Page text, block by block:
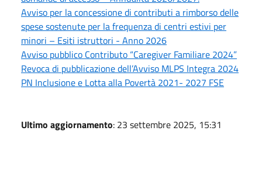
Avviso per la concessione di contributi a rimborso delle
spese sostenute per la frequenza di centri estivi per
minori – Esiti istruttori - Anno 2026
Avviso pubblico Contributo “Caregiver Familiare 2024”
Revoca di pubblicazione dell’Avviso MLPS Integra 2024
PN Inclusione e Lotta alla Povertà 2021- 2027 FSE
Ultimo aggiornamento: 23 settembre 2025, 15:31